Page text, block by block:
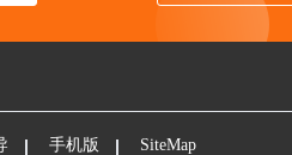
手机版 SiteMap